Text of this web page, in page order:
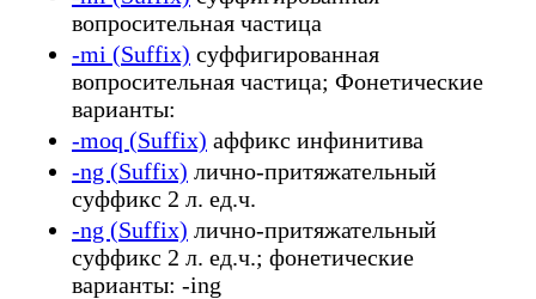
вопросительная частица
-mi (Suffix) суффигированная
вопросительная частица; Фонетические
варианты:
-moq (Suffix) аффикс инфинитива
-ng (Suffix) лично-притяжательный
суффикс 2 л. ед.ч.
-ng (Suffix) лично-притяжательный
суффикс 2 л. ед.ч.; фонетические
варианты: -ing